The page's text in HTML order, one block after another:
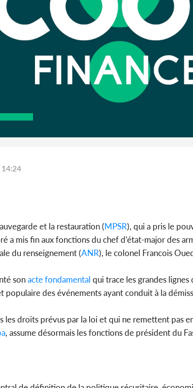
et la restauration (MPSR), qui a pris le
a mis fin aux fonctions du chef d’état-major des
du renseignement (ANR), le colonel Francois
sonacte fondamental qui trace les grandes lignes
des événements ayant conduit à la
les droits prévus par la loi et qui ne remettent pas
, assume désormais les fonctions de président du